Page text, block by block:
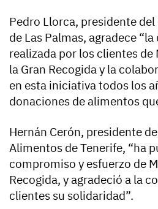
Pedro Llorca, presidente
de Las Palmas, agradece
realizada por los clientes
la Gran Recogida y la
en esta iniciativa todos los
donaciones de alimentos
Hernán Cerón, presidente
Alimentos de Tenerife, “ha
compromiso y esfuerzo de
Recogida, y agradeció a la
clientes su solidaridad”.